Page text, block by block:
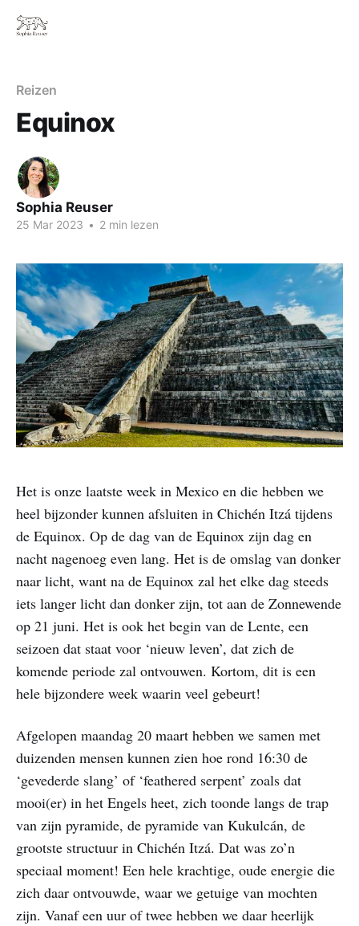
Reizen
Equinox
Sophia Reuser
25 Mar 2023 • 2 min lezen
Het is onze laatste week in Mexico en die hebben we
heel bijzonder kunnen afsluiten in Chichén Itzá tijdens
de Equinox. Op de dag van de Equinox zijn dag en
nacht nagenoeg even lang. Het is de omslag van donker
naar licht, want na de Equinox zal het elke dag steeds
iets langer licht dan donker zijn, tot aan de Zonnewende
op 21 juni. Het is ook het begin van de Lente, een
seizoen dat staat voor ‘nieuw leven’, dat zich de
komende periode zal ontvouwen. Kortom, dit is een
hele bijzondere week waarin veel gebeurt!
Afgelopen maandag 20 maart hebben we samen met
duizenden mensen kunnen zien hoe rond 16:30 de
‘gevederde slang’ of ‘feathered serpent’ zoals dat
mooi(er) in het Engels heet, zich toonde langs de trap
van zijn pyramide, de pyramide van Kukulcán, de
grootste structuur in Chichén Itzá. Dat was zo’n
speciaal moment! Een hele krachtige, oude energie die
zich daar ontvouwde, waar we getuige van mochten
zijn. Vanaf een uur of twee hebben we daar heerlijk